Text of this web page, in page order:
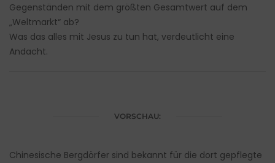
Gegenständen mit dem größten Gesamtwert auf dem
„Weltmarkt“ ab?
Was das alles mit Jesus zu tun hat, verdeutlicht eine
Andacht.
VORSCHAU:
Chinesische Bergdörfer sind bekannt für die dort gepflegte